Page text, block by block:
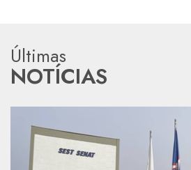
Últimas
NOTÍCIAS